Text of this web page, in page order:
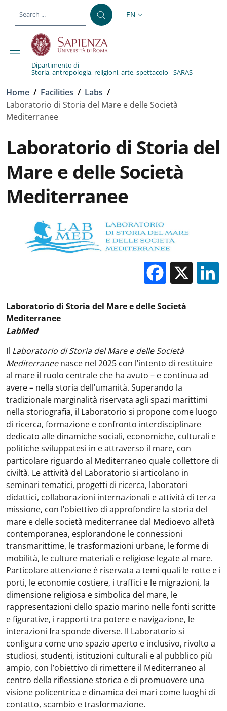
LANGUAGE SWITCHER:
EN
Dipartimento di
Storia, antropologia, religioni, arte, spettacolo - SARAS
Breadcrumb
Home / Facilities / Labs /
Laboratorio di Storia del Mare e delle Società
Mediterranee
Laboratorio di Storia del
Mare e delle Società
Mediterranee
X
Laboratorio di Storia del Mare e delle Società
Mediterranee
LabMed
Il Laboratorio di Storia del Mare e delle Società
Mediterraneenasce nel 2025 con l’intento di restituire
al mare il ruolo centrale che ha avuto – e continua ad
avere – nella storia dell’umanità. Superando la
tradizionale marginalità riservata agli spazi marittimi
nella storiografia, il Laboratorio si propone come luogo
di ricerca, formazione e confronto interdisciplinare
dedicato alle dinamiche sociali, economiche, culturali e
politiche sviluppatesi in e attraverso il mare, con
particolare riguardo al Mediterraneo quale collettore di
civiltà. Le attività del Laboratorio si articolano in
seminari tematici, progetti di ricerca, laboratori
didattici, collaborazioni internazionali e attività di terza
missione, con l’obiettivo di approfondire la storia del
mare e delle società mediterranee dal Medioevo all’età
contemporanea, esplorandone le connessioni
transmarittime, le trasformazioni urbane, le forme di
mobilità, le culture materiali e religiose legate al mare.
Particolare attenzione è riservata a temi quali le rotte e i
porti, le economie costiere, i traffici e le migrazioni, la
dimensione religiosa e simbolica del mare, le
rappresentazioni dello spazio marino nelle fonti scritte
e figurative, i rapporti tra potere e navigazione, le
interazioni fra sponde diverse. Il Laboratorio si
configura come uno spazio aperto e inclusivo, rivolto a
studiosi, studenti, istituzioni culturali e al pubblico più
ampio, con l’obiettivo di rimettere il Mediterraneo al
centro della riflessione storica e di promuovere una
visione policentrica e dinamica dei mari come luoghi di
contatto, scambio e trasformazione.